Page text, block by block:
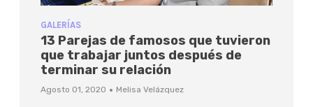
GALERÍAS
13 Parejas de famosos que tuvieron
que trabajar juntos después de
terminar su relación
Agosto 01, 2020 · Melisa Velázquez